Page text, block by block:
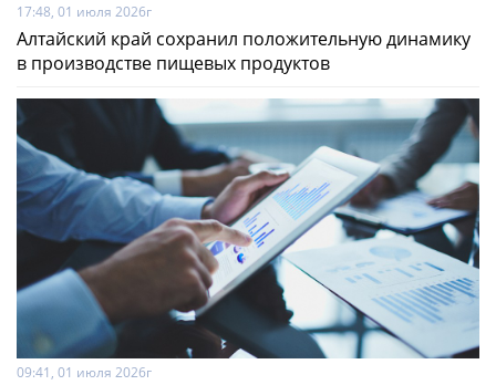
17:48, 01 июля 2026г
Алтайский край сохранил положительную динамику
в производстве пищевых продуктов
09:41, 01 июля 2026г